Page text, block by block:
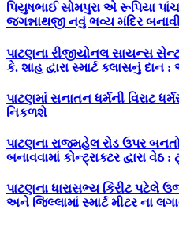
પિયુષભાઈ સોમપુરા એ રૂપિયા
જગન્નાથજી નવું ભવ્ય મંદિર
પાટણના રીજીયોનલ સાયન્સ
કે. શાહ દ્વારા સ્માર્ટ ક્લાસનું દાન :
પાટણમાં સનાતન ધર્મની વિરાટ
નિકળશે
પાટણના રાજમહેલ રોડ ઉપર
બનાવવામાં કોન્ટ્રાક્ટર દ્વારા
પાટણના ધારાસભ્ય કિરીટ પટેલે
અને જિલ્લામાં સ્માર્ટ મીટર ના